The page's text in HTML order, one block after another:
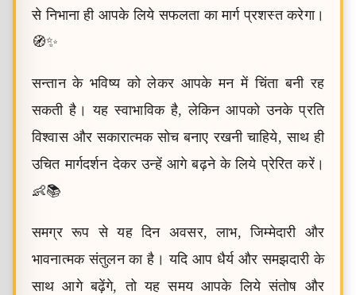
से निभाना ही आपके लिये सफलता का मार्ग प्रशस्त करेगा।
🧭✨
सन्तान के भविष्य को लेकर आपके मन में चिंता बनी रह
सकती है। यह स्वाभाविक है, लेकिन आपको उनके प्रति
विश्वास और सकारात्मक सोच बनाए रखनी चाहिये, साथ ही
उचित मार्गदर्शन देकर उन्हें आगे बढ़ने के लिये प्रेरित करें।
👶📚
समग्र रूप से यह दिन अवसर, लाभ, जिम्मेदारी और
भावनात्मक संतुलन का है। यदि आप धैर्य और समझदारी के
साथ आगे बढ़ेंगे, तो यह समय आपके लिये संतोष और